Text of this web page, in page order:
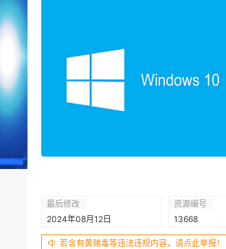
最后修改
2024年08月12日
资源编号
13668
若含有黄赌毒等违法违规内容，请点此举报！